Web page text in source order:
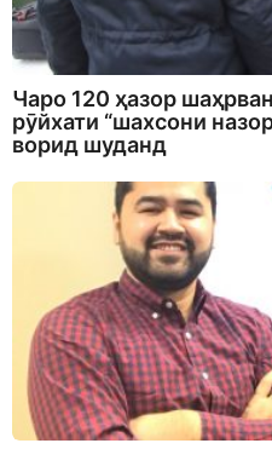
Чаро 120 ҳазор
рӯйхати “шахсони
ворид шуданд